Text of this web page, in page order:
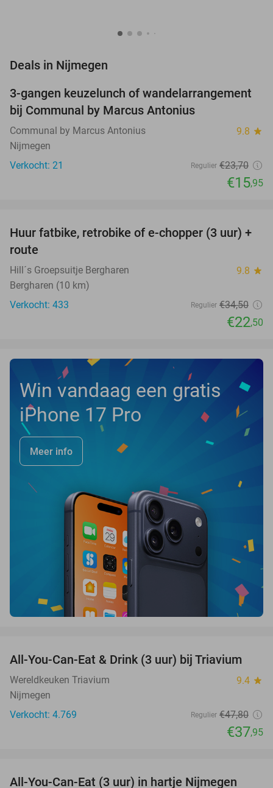
Deals in Nijmegen
33%
NEW
TODAY
3-gangen keuzelunch of wandelarrangement
bij Communal by Marcus Antonius
Communal by Marcus Antonius 9.8 star
Nijmegen
Verkocht: 21
Regulier €23,70
€15,95
35%
Huur fatbike, retrobike of e-chopper (3 uur) +
route
Hill´s Groepsuitje Bergharen 9.8 star
Bergharen (10 km)
Verkocht: 433
Regulier €34,50
€22,50
Win vandaag een gratis
iPhone 17 Pro
Meer info
21%
All-You-Can-Eat & Drink (3 uur) bij Triavium
Wereldkeuken Triavium 9.4 star
Nijmegen
Verkocht: 4.769
Regulier €47,80
€37,95
All-You-Can-Eat (3 uur) in hartje Nijmegen